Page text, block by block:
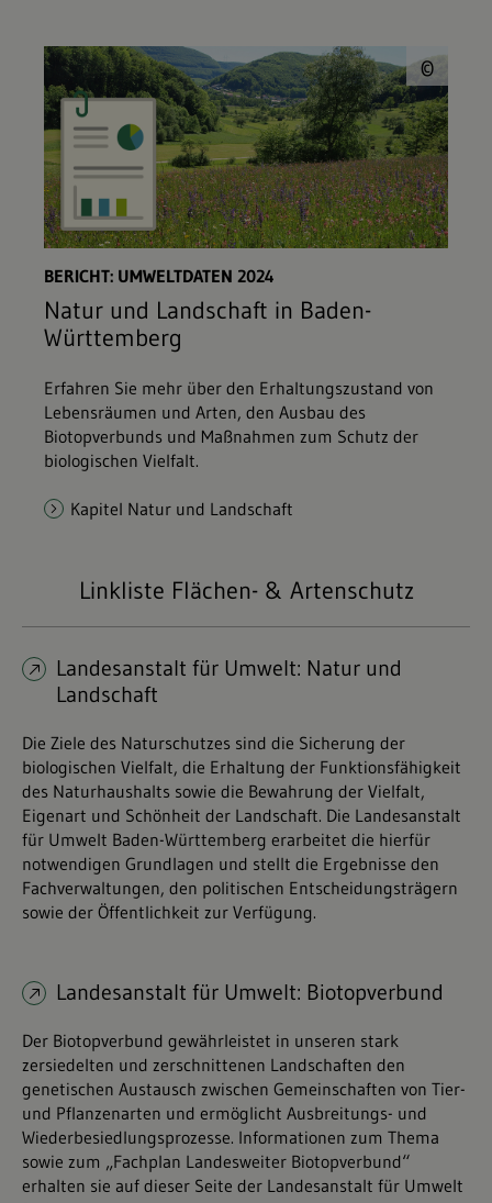
© ©
BERICHT: UMWELTDATEN 2024
Natur und Landschaft in Baden-
Württemberg
Erfahren Sie mehr über den Erhaltungszustand von
Lebensräumen und Arten, den Ausbau des
Biotopverbunds und Maßnahmen zum Schutz der
biologischen Vielfalt.
Kapitel Natur und Landschaft
Linkliste Flächen- & Artenschutz
Landesanstalt für Umwelt: Natur und
Landschaft
Die Ziele des Naturschutzes sind die Sicherung der
biologischen Vielfalt, die Erhaltung der Funktionsfähigkeit
des Naturhaushalts sowie die Bewahrung der Vielfalt,
Eigenart und Schönheit der Landschaft. Die Landesanstalt
für Umwelt Baden-Württemberg erarbeitet die hierfür
notwendigen Grundlagen und stellt die Ergebnisse den
Fachverwaltungen, den politischen Entscheidungsträgern
sowie der Öffentlichkeit zur Verfügung.
Landesanstalt für Umwelt: Biotopverbund
Der Biotopverbund gewährleistet in unseren stark
zersiedelten und zerschnittenen Landschaften den
genetischen Austausch zwischen Gemeinschaften von Tier-
und Pflanzenarten und ermöglicht Ausbreitungs- und
Wiederbesiedlungsprozesse. Informationen zum Thema
sowie zum „Fachplan Landesweiter Biotopverbund“
erhalten sie auf dieser Seite der Landesanstalt für Umwelt